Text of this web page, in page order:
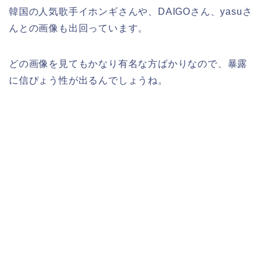
韓国の人気歌手イホンギさんや、DAIGOさん、yasuさ
んとの画像も出回っています。
どの画像を見てもかなり有名な方ばかりなので、暴露
に信ぴょう性が出るんでしょうね。